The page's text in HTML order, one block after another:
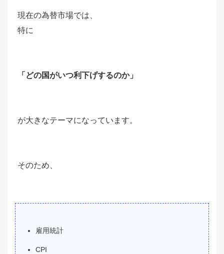
現在の為替市場では、
特に
「どの国がいつ利下げするのか」
が大きなテーマになっています。
そのため、
雇用統計
CPI